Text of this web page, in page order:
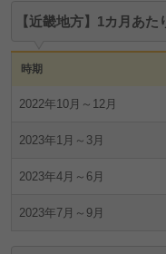
【近畿地方】1カ月あ
時期
2022年10月～12月
2023年1月～3月
2023年4月～6月
2023年7月～9月